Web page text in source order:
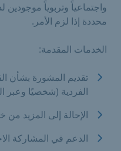
واجتماعياً وتربوياً
محددة إذا لزم الأمر.
الخدمات المقدمة:
تقديم المشورة بشأن
الفردية (شخصيًا وعبر
الإحالة إلى المزيد
الدعم في المشاركة